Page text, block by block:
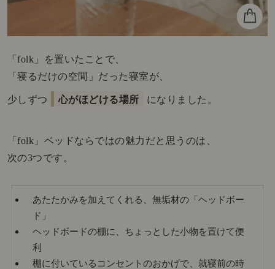
「folk」を置いたことで、
「寝るだけの空間」だった寝室が、
少しずつ 心がほどける場所 になりました。
「folk」ベッドならではの魅力だと思うのは、
次の3つです。
あたたかみを加えてくれる、無垢材の「ヘッドボー
ド」
ヘッドボードの棚に、ちょっとした小物を置けて便
利
棚に付いているコンセントのおかげで、就寝前の時